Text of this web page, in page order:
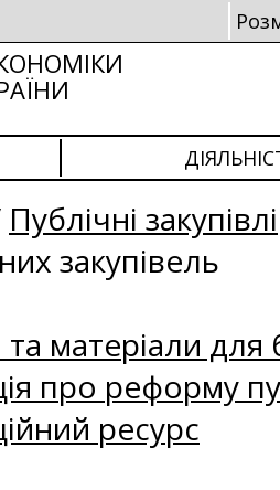
Публічні закупівлі
закупівель
матеріали для
про реформу
ресурс